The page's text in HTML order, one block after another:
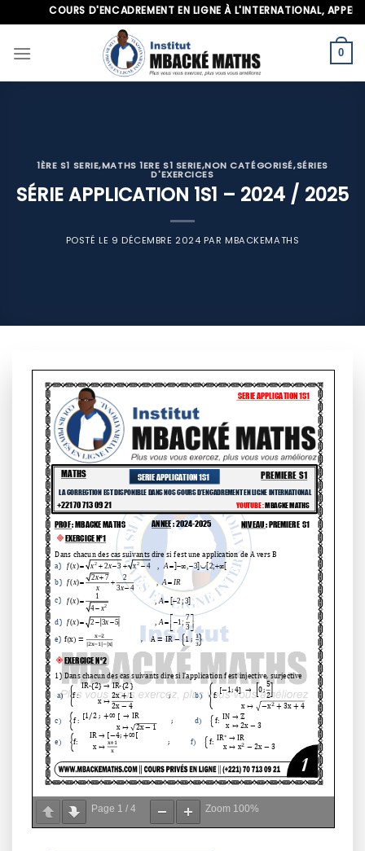
to
content
COURS D'ENCADREMENT EN LIGNE À L'INTERNATIONAL,
0
1ÈRE S1 SERIE,MATHS 1ERE S1 SERIE,NON CATÉGORISÉ,SÉRIES
D'EXERCICES
SÉRIE APPLICATION 1S1 – 2024 / 2025
POSTÉ LE 9 DÉCEMBRE 2024 PARMBACKEMATHS
Page 1 / 4 Zoom 100%